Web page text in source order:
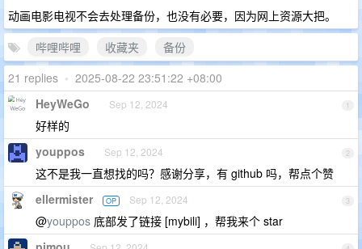
动画电影电视不会去处理备份，也没有必要，因为网上资源大把。
哔哩哔哩
收藏夹
备份
21 replies • 2025-08-22 23:51:22 +08:00
1
HeyWeGo Sep 12, 2024
好样的
2
youppos Sep 12, 2024
这不是我一直想找的吗？感谢分享，有 github 吗，帮点个赞
3
ellermister OP Sep 12, 2024
@youppos 底部发了链接 [mybili] ，帮我来个 star